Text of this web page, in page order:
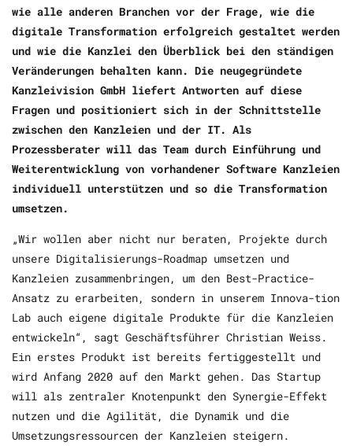
wie alle anderen Branchen vor der Frage, wie die
digitale Transformation erfolgreich gestaltet werden
und wie die Kanzlei den Überblick bei den ständigen
Veränderungen behalten kann. Die neugegründete
Kanzleivision GmbH liefert Antworten auf diese
Fragen und positioniert sich in der Schnittstelle
zwischen den Kanzleien und der IT. Als
Prozessberater will das Team durch Einführung und
Weiterentwicklung von vorhandener Software Kanzleien
individuell unterstützen und so die Transformation
umsetzen.
„Wir wollen aber nicht nur beraten, Projekte durch
unsere Digitalisierungs-Roadmap umsetzen und
Kanzleien zusammenbringen, um den Best-Practice-
Ansatz zu erarbeiten, sondern in unserem Innova-tion
Lab auch eigene digitale Produkte für die Kanzleien
entwickeln“, sagt Geschäftsführer Christian Weiss.
Ein erstes Produkt ist bereits fertiggestellt und
wird Anfang 2020 auf den Markt gehen. Das Startup
will als zentraler Knotenpunkt den Synergie-Effekt
nutzen und die Agilität, die Dynamik und die
Umsetzungsressourcen der Kanzleien steigern.